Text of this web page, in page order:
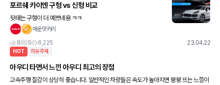
포르쉐 카이엔 구형 vs 신형 비교
뒷태는 구형이 더 예쁘네용 ㅋㅋ
매운맛커리
8
5 6,225 23.04.22
HOT 자유주제
아우디 타면서 느낀 아우디 최고의 장점
고속주행 질감이 상당히 좋습니다. 일반적인 차량들은 속도가 높아지면 붕붕 뜨는 느낌이